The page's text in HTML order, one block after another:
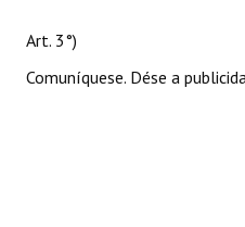
Art. 3°)
Comuníquese. Dése a